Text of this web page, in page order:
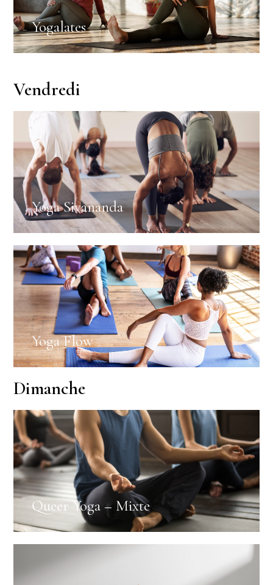
Yogalates
Vendredi
Yoga Sivananda
Yoga Flow
Dimanche
Queer Yoga – Mixte